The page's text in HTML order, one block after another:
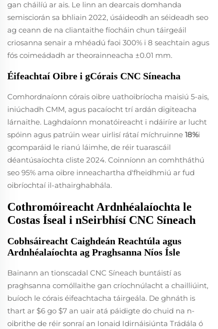
gan cháilíú ar ais. Le linn an dearcais domhanda
semisciorán sa bhliain 2022, úsáideodh an séideadh seo
ag ceann de na cliantaithe fíocháin chun táirgeáil
criosanna senair a mhéadú faoi 300% i 8 seachtain agus
fós coimeádadh ar theorainneacha ±0.01 mm.
Éifeachtaí Oibre i gCórais CNC Síneacha
Comhordnaíonn córais oibre uathoibríocha maisiú 5-ais,
iniúchadh CMM, agus pacaíocht trí ardán digiteacha
lárnaithe. Laghdaíonn monatóireacht i ndáiríre ar lucht
spóinn agus patrúin wear uirlisí rátaí míchruinne 18%i
gcomparáid le rianú láimhe, de réir tuarascáil
déantúsaíochta cliste 2024. Coinníonn an comhtháthú
seo 95% ama oibre inneachartha d'fheidhmiú ar fud
oibríochtaí il-athairghabhála.
Cothromóireacht Ardnhéalaíochta le
Costas Íseal i nSeirbhísí CNC Síneach
Cobhsáireacht Caighdeán Reachtúla agus
Ardnhéalaíochta ag Praghsanna Níos Ísle
Bainann an tionscadal CNC Síneach buntáistí as
praghsanna comóllaithe gan críochnúlacht a chailliúint,
buíoch le córais éifeachtacha táirgeála. De ghnáth is
thart ar $6 go $7 an uair atá páidigte do chuid na n-
oibrithe de réir sonraí an Ionaid Idirnáisiúnta Trádála ó